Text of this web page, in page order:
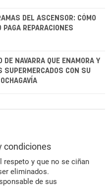
DEL ASCENSOR: CÓMO
REPARACIONES
DE NAVARRA QUE ENAMORA Y
SUPERMERCADOS CON SU
condiciones
y que no se ciñan
eliminados.
de sus